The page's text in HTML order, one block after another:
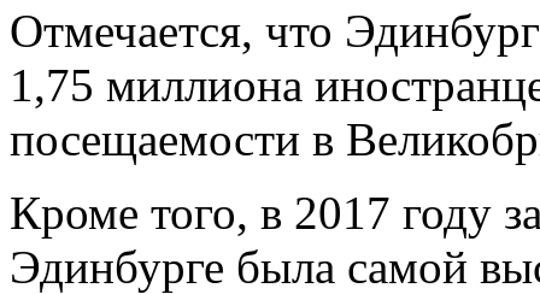
Отмечается, что
1,75 миллиона
посещаемости в
Кроме того, в 2017 году
Эдинбурге была самой